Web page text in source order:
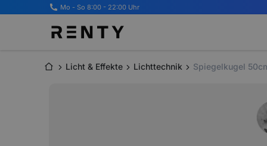
Mo - So 8:00 - 22:00 Uhr
Licht & Effekte Lichttechnik Spiegelkugel